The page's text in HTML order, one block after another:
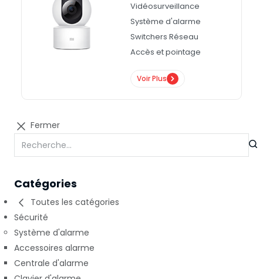
Vidéosurveillance
Système d'alarme
Switchers Réseau
Accès et pointage
Voir Plus
Fermer
Catégories
Toutes les catégories
Sécurité
Système d'alarme
Accessoires alarme
Centrale d'alarme